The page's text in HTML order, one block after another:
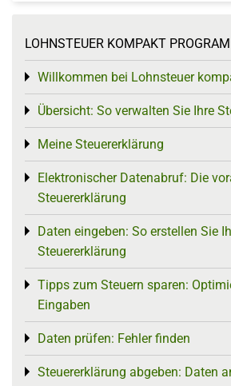
LOHNSTEUER KOMPAKT
Willkommen bei Lohnsteuer
Toggle menu
Übersicht: So verwalten Sie Ihre
Toggle menu
Meine Steuererklärung
Toggle menu
Elektronischer Datenabruf: Die
Steuererklärung
Toggle menu
Daten eingeben: So erstellen Sie
Steuererklärung
Toggle menu
Tipps zum Steuern sparen:
Eingaben
Toggle menu
Daten prüfen: Fehler finden
Toggle menu
Steuererklärung abgeben: Daten
Toggle menu